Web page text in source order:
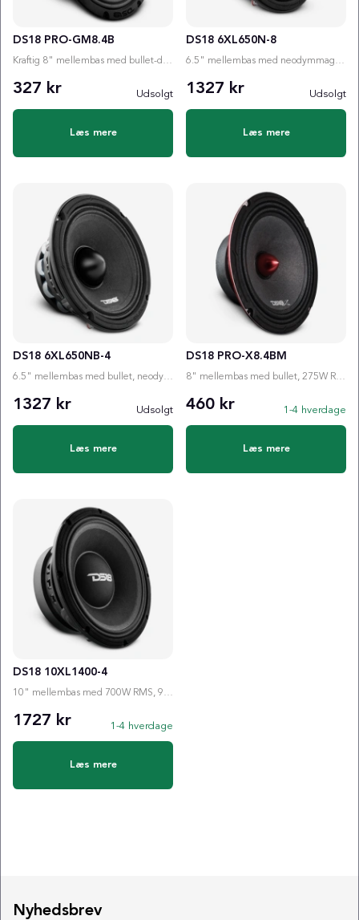
DS18 PRO-GM8.4B
Kraftig 8" mellembas med bullet-design, høj følsomhed og tydelig karakter til dig, der vil spille ...
327 kr Udsolgt
Læs mere
DS18 6XL650N-8
6.5" mellembas med neodymmagnet, 325W RMS og høj følsomhed for klar, hurtig og kontrolleret lyd i ...
1327 kr Udsolgt
Læs mere
DS18 6XL650NB-4
6.5" mellembas med bullet, neodymmagnet og 325W RMS til hurtig, klar og fremadrettet lyd i krævend...
1327 kr Udsolgt
Læs mere
DS18 PRO-X8.4BM
8" mellembas med bullet, 275W RMS og høj følsomhed til klar og fremadrettet lyd!
460 kr 1-4 hverdage
Læs mere
DS18 10XL1400-4
10" mellembas med 700W RMS, 98 dB følsomhed og kraftig konstruktion!
1727 kr 1-4 hverdage
Læs mere
Nyhedsbrev